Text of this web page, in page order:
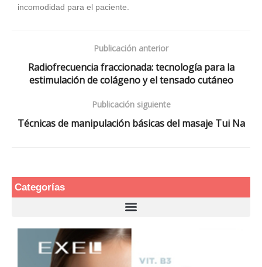
incomodidad para el paciente.
Publicación anterior
Radiofrecuencia fraccionada: tecnología para la
estimulación de colágeno y el tensado cutáneo
Publicación siguiente
Técnicas de manipulación básicas del masaje Tui Na
Categorías